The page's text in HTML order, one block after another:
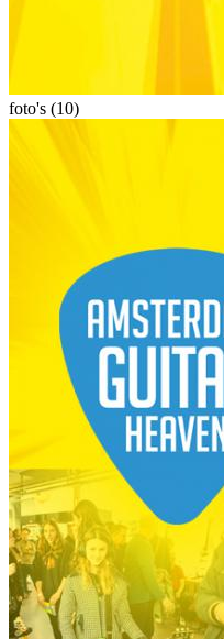
foto's (10)